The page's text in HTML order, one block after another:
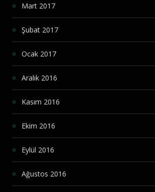
Mart 2017
Şubat 2017
Ocak 2017
Aralık 2016
Kasım 2016
Ekim 2016
Eylül 2016
Ağustos 2016